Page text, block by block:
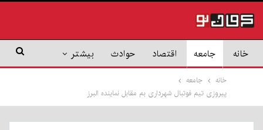
خانه جامعه اقتصاد حوادث بیشتر
خانه
جامعه
پیروزی تیم فوتبال شهرداری بم مقابل نماینده البرز